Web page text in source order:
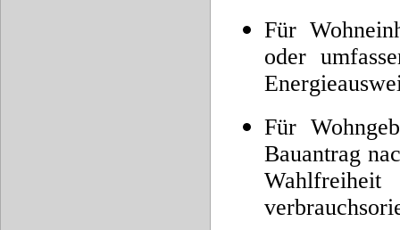
Für
oder
Für
Bauantrag